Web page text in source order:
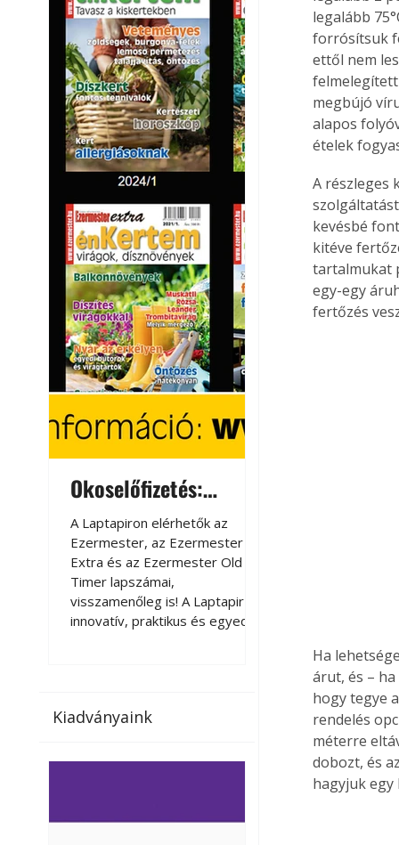
Okoselőfizetés:
Ezermester Extra
A Laptapiron elérhetők az
Ezermester, az Ezermester
Extra és az Ezermester Old
Timer lapszámai,
visszamenőleg is! A Laptapir új,
innovatív, praktikus és egyedi
az otthonában, útközben vagy
elérhetők lapszámaink. Bárhol,
magazinok digitális
számítógépen,
vagy táblagépen.
az otthonában,
nyaralás, pihenés
elérhetők
bármikor, akár
vagy dolgozva is
Kiadványaink
legalább
forrósítsuk
ettől nem
megbújó
alapos
ételek
A részleges
kevésbé
kitéve
tartalmukat
egy-egy
fertőzés
Ha
árut, és –
hogy tegye
rendelés
méterre
dobozt, és
hagyjuk egy